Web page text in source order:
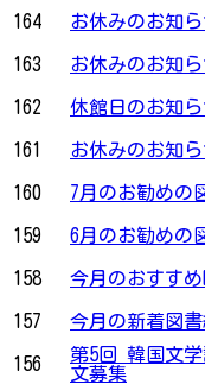
164
お休みのお知ら
163
お休みのお知ら
162
休館日のお知ら
161
お休みのお知ら
160
7月のお勧めの
159
6月のお勧めの
158
今月のおすすめ
157
今月の新着図
156
第5回 韓国文
文募集